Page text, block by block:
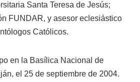
Santa Teresa de Jesús;
FUNDAR, y asesor eclesiástico
Católicos.
en la Basílica Nacional de
el 25 de septiembre de 2004.